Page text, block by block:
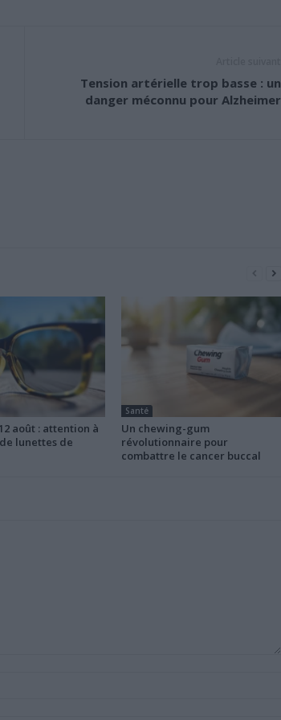
Tension artérielle trop basse : un
danger méconnu pour Alzheimer
août : attention à
lunettes de
Santé
Un chewing-gum
révolutionnaire pour
combattre le cancer buccal